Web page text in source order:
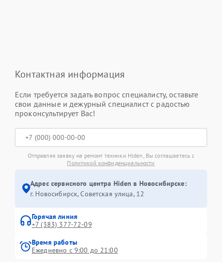
Контактная информация
Если требуется задать вопрос специалисту, оставьте
свои данные и дежурный специалист с радостью
проконсультирует Вас!
Отправляя заявку на ремонт техники Hiden, Вы соглашаетесь с
Политикой конфиденциальности
Адрес сервисного центра Hiden в Новосибирске:
г. Новосибирск, Советская улица, 12
Горячая линия
+7 (383) 377-72-09
Время работы
Ежедневно с 9:00 до 21:00